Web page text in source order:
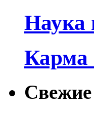
Наука
Карма